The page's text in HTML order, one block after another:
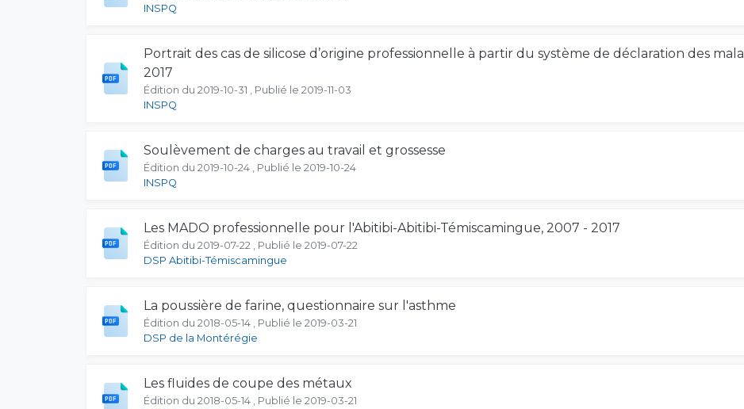
INSPQ
Portrait des cas de silicose d’origine professionnelle à partir du système de déclaration des
2017
Édition du 2019-10-31 , Publié le 2019-11-03
INSPQ
Soulèvement de charges au travail et grossesse
Édition du 2019-10-24 , Publié le 2019-10-24
INSPQ
Les MADO professionnelle pour l'Abitibi-Abitibi-Témiscamingue, 2007 - 2017
Édition du 2019-07-22 , Publié le 2019-07-22
DSP Abitibi-Témiscamingue
La poussière de farine, questionnaire sur l'asthme
Édition du 2018-05-14 , Publié le 2019-03-21
DSP de la Montérégie
Les fluides de coupe des métaux
Édition du 2018-05-14 , Publié le 2019-03-21